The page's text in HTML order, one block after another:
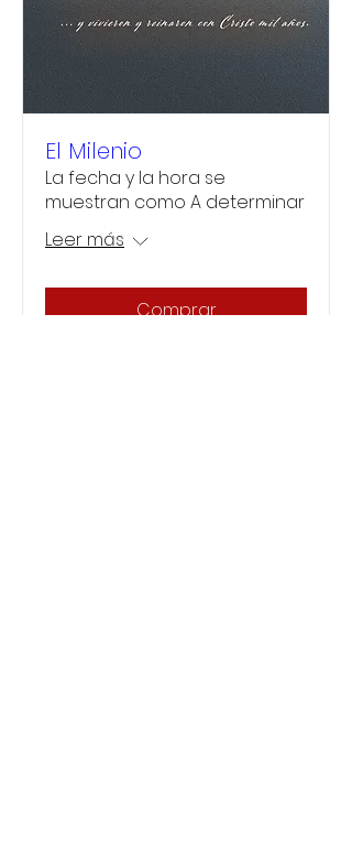
El Milenio
La fecha y la hora se
muestran como A determinar
Leer más
Comprar